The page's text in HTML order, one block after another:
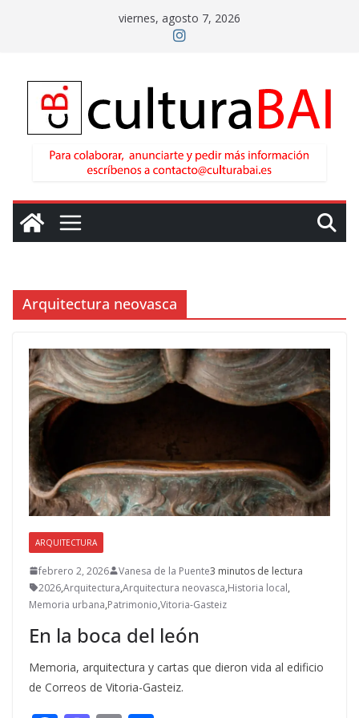
viernes, agosto 7, 2026
Arquitectura neovasca
ARQUITECTURA
febrero 2, 2026 Vanesa de la Puente3 minutos de lectura
2026,Arquitectura,Arquitectura neovasca,Historia local,
Memoria urbana,Patrimonio,Vitoria-Gasteiz
En la boca del león
Memoria, arquitectura y cartas que dieron vida al edificio
de Correos de Vitoria-Gasteiz.